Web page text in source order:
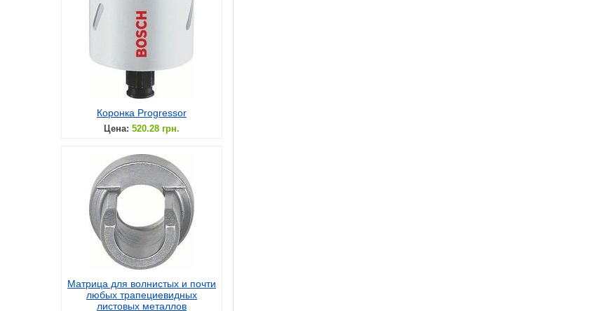
Коронка Progressor
Цена: 520.28 грн.
Матрица для волнистых и почти
любых трапециевидных
листовых металлов